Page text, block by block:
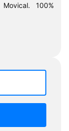
100%